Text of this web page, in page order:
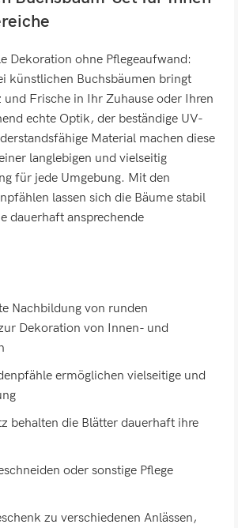
Dekoration ohne Pflegeaufwand:
künstlichen Buchsbäumen bringt
und Frische in Ihr Zuhause oder Ihren
echte Optik, der beständige UV-
Material machen diese
langlebigen und vielseitig
für jede Umgebung. Mit den
lassen sich die Bäume stabil
dauerhaft ansprechende
Nachbildung von runden
Dekoration von Innen- und
ermöglichen vielseitige und
behalten die Blätter dauerhaft ihre
oder sonstige Pflege
zu verschiedenen Anlässen,